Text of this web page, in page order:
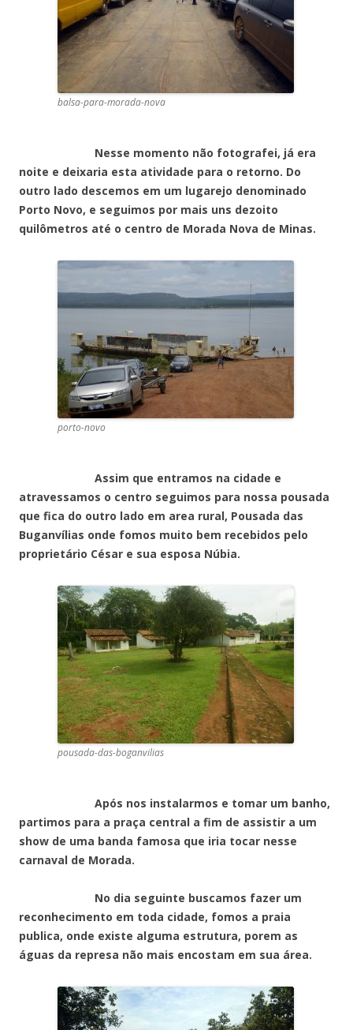
balsa-para-morada-nova
Nesse momento não fotografei, já era
noite e deixaria esta atividade para o retorno. Do
outro lado descemos em um lugarejo denominado
Porto Novo, e seguimos por mais uns dezoito
quilômetros até o centro de Morada Nova de Minas.
porto-novo
Assim que entramos na cidade e
atravessamos o centro seguimos para nossa pousada
que fica do outro lado em area rural, Pousada das
Buganvílias onde fomos muito bem recebidos pelo
proprietário César e sua esposa Núbia.
pousada-das-boganvilias
Após nos instalarmos e tomar um banho,
partimos para a praça central a fim de assistir a um
show de uma banda famosa que iria tocar nesse
carnaval de Morada.
No dia seguinte buscamos fazer um
reconhecimento em toda cidade, fomos a praia
publica, onde existe alguma estrutura, porem as
águas da represa não mais encostam em sua área.